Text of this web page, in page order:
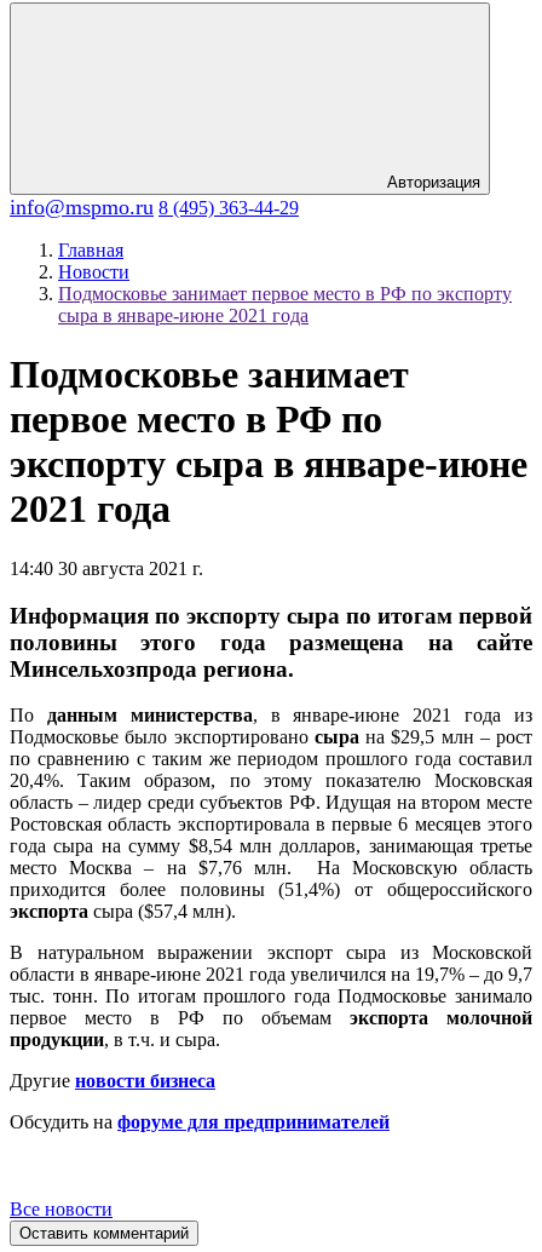
Авторизация
info@mspmo.ru 8 (495) 363-44-29
Главная
Новости
Подмосковье занимает первое место в РФ по экспорту
сыра в январе-июне 2021 года
Подмосковье занимает
первое место в РФ по
экспорту сыра в январе-июне
2021 года
14:40 30 августа 2021 г.
Информация по экспорту сыра по итогам первой
половины этого года размещена на сайте
Минсельхозпрода региона.
По данным министерства, в январе-июне 2021 года из
Подмосковье было экспортировано сыра на $29,5 млн – рост
по сравнению с таким же периодом прошлого года составил
20,4%. Таким образом, по этому показателю Московская
область – лидер среди субъектов РФ. Идущая на втором месте
Ростовская область экспортировала в первые 6 месяцев этого
года сыра на сумму $8,54 млн долларов, занимающая третье
место Москва – на $7,76 млн. На Московскую область
приходится более половины (51,4%) от общероссийского
экспорта сыра ($57,4 млн).
В натуральном выражении экспорт сыра из Московской
области в январе-июне 2021 года увеличился на 19,7% – до 9,7
тыс. тонн. По итогам прошлого года Подмосковье занимало
первое место в РФ по объемам экспорта молочной
продукции, в т.ч. и сыра.
Другие новости бизнеса
Обсудить на форуме для предпринимателей
Все новости
Оставить комментарий